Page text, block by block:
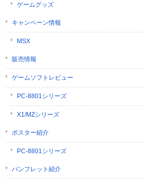
ゲームグッズ
キャンペーン情報
MSX
販売情報
ゲームソフトレビュー
PC-8801シリーズ
X1/MZシリーズ
ポスター紹介
PC-8801シリーズ
パンフレット紹介